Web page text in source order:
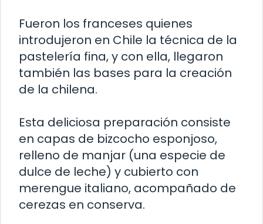
Fueron los franceses quienes
introdujeron en Chile la técnica de la
pastelería fina, y con ella, llegaron
también las bases para la creación
de la chilena.
Esta deliciosa preparación consiste
en capas de bizcocho esponjoso,
relleno de manjar (una especie de
dulce de leche) y cubierto con
merengue italiano, acompañado de
cerezas en conserva.